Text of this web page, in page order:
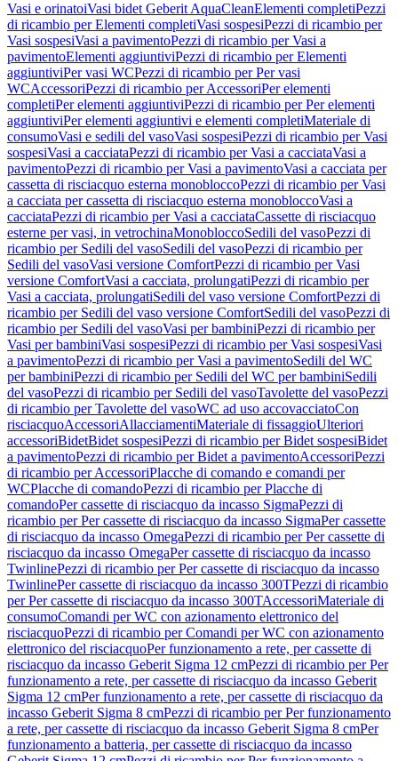
Vasi e orinatoiVasi bidet Geberit AquaCleanElementi completiPezzi
di ricambio per Elementi completiVasi sospesiPezzi di ricambio per
Vasi sospesiVasi a pavimentoPezzi di ricambio per Vasi a
pavimentoElementi aggiuntiviPezzi di ricambio per Elementi
aggiuntiviPer vasi WCPezzi di ricambio per Per vasi
WCAccessoriPezzi di ricambio per AccessoriPer elementi
completiPer elementi aggiuntiviPezzi di ricambio per Per elementi
aggiuntiviPer elementi aggiuntivi e elementi completiMateriale di
consumoVasi e sedili del vasoVasi sospesiPezzi di ricambio per Vasi
sospesiVasi a cacciataPezzi di ricambio per Vasi a cacciataVasi a
pavimentoPezzi di ricambio per Vasi a pavimentoVasi a cacciata per
cassetta di risciacquo esterna monobloccoPezzi di ricambio per Vasi
a cacciata per cassetta di risciacquo esterna monobloccoVasi a
cacciataPezzi di ricambio per Vasi a cacciataCassette di risciacquo
esterne per vasi, in vetrochinaMonobloccoSedili del vasoPezzi di
ricambio per Sedili del vasoSedili del vasoPezzi di ricambio per
Sedili del vasoVasi versione ComfortPezzi di ricambio per Vasi
versione ComfortVasi a cacciata, prolungatiPezzi di ricambio per
Vasi a cacciata, prolungatiSedili del vaso versione ComfortPezzi di
ricambio per Sedili del vaso versione ComfortSedili del vasoPezzi di
ricambio per Sedili del vasoVasi per bambiniPezzi di ricambio per
Vasi per bambiniVasi sospesiPezzi di ricambio per Vasi sospesiVasi
a pavimentoPezzi di ricambio per Vasi a pavimentoSedili del WC
per bambiniPezzi di ricambio per Sedili del WC per bambiniSedili
del vasoPezzi di ricambio per Sedili del vasoTavolette del vasoPezzi
di ricambio per Tavolette del vasoWC ad uso accovacciatoCon
risciacquoAccessoriAllacciamentiMateriale di fissaggioUlteriori
accessoriBidetBidet sospesiPezzi di ricambio per Bidet sospesiBidet
a pavimentoPezzi di ricambio per Bidet a pavimentoAccessoriPezzi
di ricambio per AccessoriPlacche di comando e comandi per
WCPlacche di comandoPezzi di ricambio per Placche di
comandoPer cassette di risciacquo da incasso SigmaPezzi di
ricambio per Per cassette di risciacquo da incasso SigmaPer cassette
di risciacquo da incasso OmegaPezzi di ricambio per Per cassette di
risciacquo da incasso OmegaPer cassette di risciacquo da incasso
TwinlinePezzi di ricambio per Per cassette di risciacquo da incasso
TwinlinePer cassette di risciacquo da incasso 300TPezzi di ricambio
per Per cassette di risciacquo da incasso 300TAccessoriMateriale di
consumoComandi per WC con azionamento elettronico del
risciacquoPezzi di ricambio per Comandi per WC con azionamento
elettronico del risciacquoPer funzionamento a rete, per cassette di
risciacquo da incasso Geberit Sigma 12 cmPezzi di ricambio per Per
funzionamento a rete, per cassette di risciacquo da incasso Geberit
Sigma 12 cmPer funzionamento a rete, per cassette di risciacquo da
incasso Geberit Sigma 8 cmPezzi di ricambio per Per funzionamento
a rete, per cassette di risciacquo da incasso Geberit Sigma 8 cmPer
funzionamento a batteria, per cassette di risciacquo da incasso